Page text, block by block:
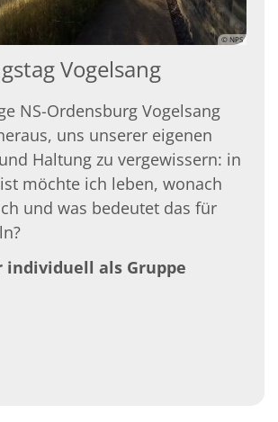
© NPS
Vogelsang
NS-Ordensburg Vogelsang
uns unserer eigenen
Haltung zu vergewissern: in
möchte ich leben, wonach
und was bedeutet das für
individuell als Gruppe